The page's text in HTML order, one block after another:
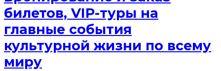
билетов, VIP-туры на
главные события
культурной жизни по всему
миру